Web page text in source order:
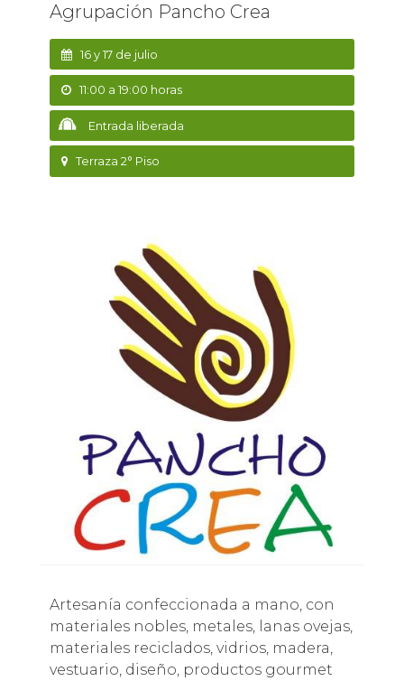
Agrupación Pancho Crea
16 y 17 de julio
11:00 a 19:00 horas
Entrada liberada
Terraza 2° Piso
Artesanía confeccionada a mano, con
materiales nobles, metales, lanas ovejas,
materiales reciclados, vidrios, madera,
vestuario, diseño, productos gourmet